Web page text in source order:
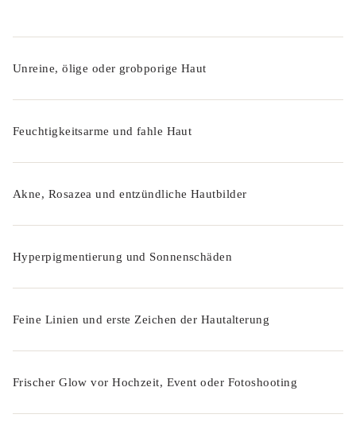
Unreine, ölige oder grobporige Haut
Feuchtigkeitsarme und fahle Haut
Akne, Rosazea und entzündliche Hautbilder
Hyperpigmentierung und Sonnenschäden
Feine Linien und erste Zeichen der Hautalterung
Frischer Glow vor Hochzeit, Event oder Fotoshooting